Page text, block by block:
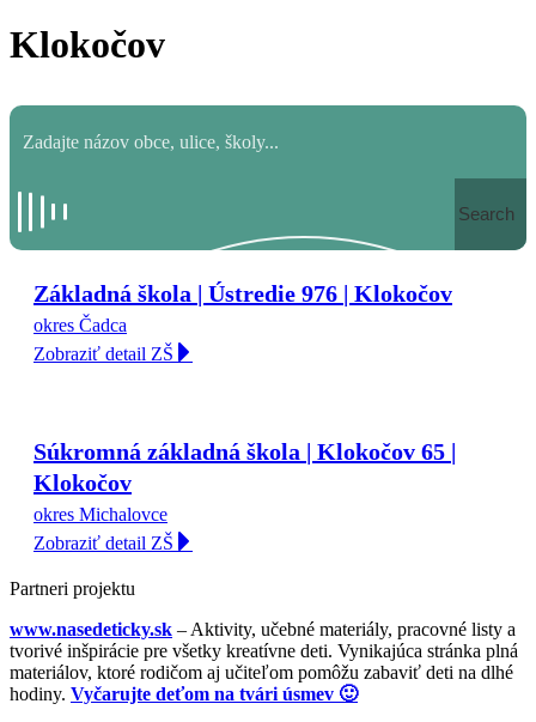
Klokočov
Search
Základná škola | Ústredie 976 | Klokočov
okres Čadca
Zobraziť detail ZŠ
Súkromná základná škola | Klokočov 65 |
Klokočov
okres Michalovce
Zobraziť detail ZŠ
Partneri projektu
www.nasedeticky.sk – Aktivity, učebné materiály, pracovné listy a
tvorivé inšpirácie pre všetky kreatívne deti. Vynikajúca stránka plná
materiálov, ktoré rodičom aj učiteľom pomôžu zabaviť deti na dlhé
hodiny. Vyčarujte deťom na tvári úsmev 🙂